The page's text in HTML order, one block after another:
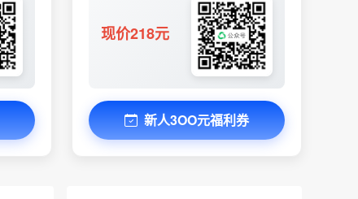
现价218元
新人3OO元福利券